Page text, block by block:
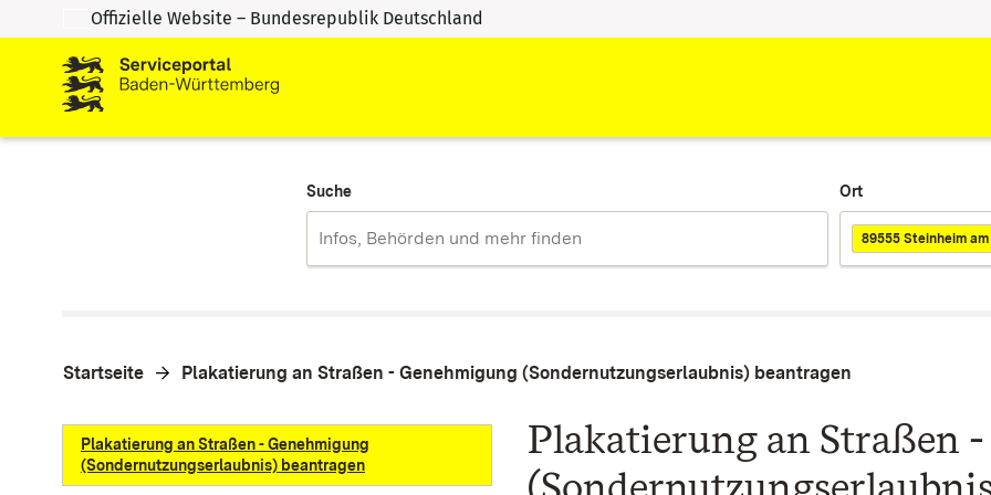
Zum Inhalt springen
Zur Suche springen
Offizielle Website – Bundesrepublik Deutschland
Suche Ort
89555 Steinheim
Startseite Plakatierung an Straßen - Genehmigung (Sondernutzungserlaubnis) beantragen
Plakatierung an Straßen - Genehmigung
(Sondernutzungserlaubnis) beantragen
Plakatierung an Straßen